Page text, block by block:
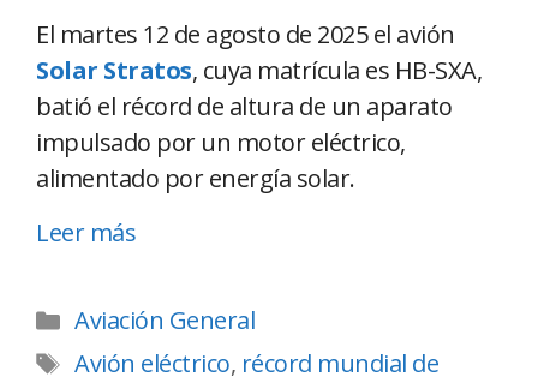
El martes 12 de agosto de 2025 el avión
Solar Stratos, cuya matrícula es HB-SXA,
batió el récord de altura de un aparato
impulsado por un motor eléctrico,
alimentado por energía solar.
Leer más
Aviación General
Avión eléctrico, récord mundial de